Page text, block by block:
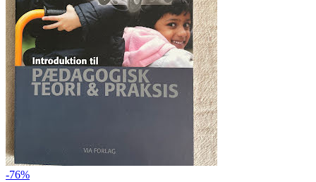
-76%